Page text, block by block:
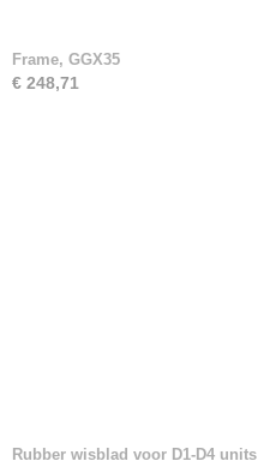
Frame, GGX35
€ 248,71
Rubber wisblad voor D1-D4 units